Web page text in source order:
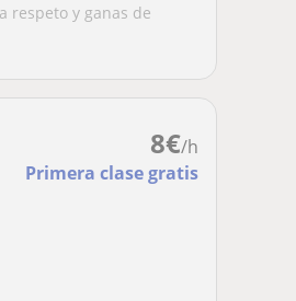
respeto y ganas de
8€/h
Primera clase gratis